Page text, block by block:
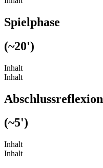
Spielphase
(~20')
Inhalt
Inhalt
Abschlussreflexion
(~5')
Inhalt
Inhalt